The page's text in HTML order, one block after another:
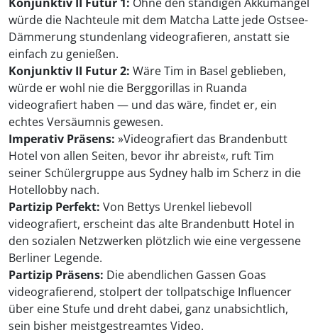
würde die Nachteule mit dem Matcha Latte jede Ostsee-
Dämmerung stundenlang videografieren, anstatt sie
einfach zu genießen.
Konjunktiv II Futur 2: Wäre Tim in Basel geblieben,
würde er wohl nie die Berggorillas in Ruanda
videografiert haben — und das wäre, findet er, ein
echtes Versäumnis gewesen.
Imperativ Präsens: »Videografiert das Brandenbutt
Hotel von allen Seiten, bevor ihr abreist«, ruft Tim
seiner Schülergruppe aus Sydney halb im Scherz in die
Hotellobby nach.
Partizip Perfekt: Von Bettys Urenkel liebevoll
videografiert, erscheint das alte Brandenbutt Hotel in
den sozialen Netzwerken plötzlich wie eine vergessene
Berliner Legende.
Partizip Präsens: Die abendlichen Gassen Goas
videografierend, stolpert der tollpatschige Influencer
über eine Stufe und dreht dabei, ganz unabsichtlich,
sein bisher meistgestreamtes Video.